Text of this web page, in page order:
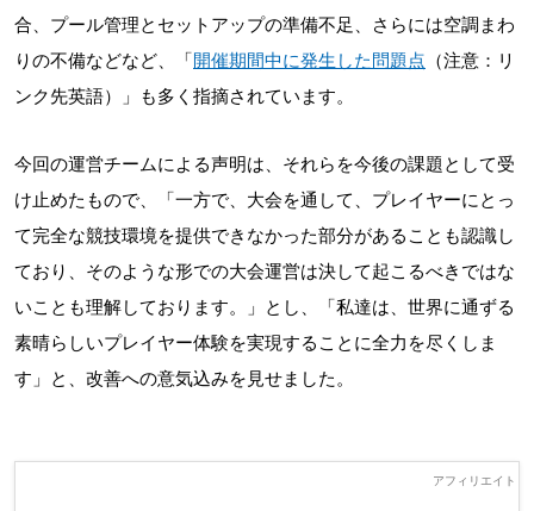
合、プール管理とセットアップの準備不足、さらには空調まわ
りの不備などなど、「開催期間中に発生した問題点 （注意：リ
ンク先英語）」も多く指摘されています。
今回の運営チームによる声明は、それらを今後の課題として受
け止めたもので、「一方で、大会を通して、プレイヤーにとっ
て完全な競技環境を提供できなかった部分があることも認識し
ており、そのような形での大会運営は決して起こるべきではな
いことも理解しております。」とし、「私達は、世界に通ずる
素晴らしいプレイヤー体験を実現することに全力を尽くしま
す」と、改善への意気込みを見せました。